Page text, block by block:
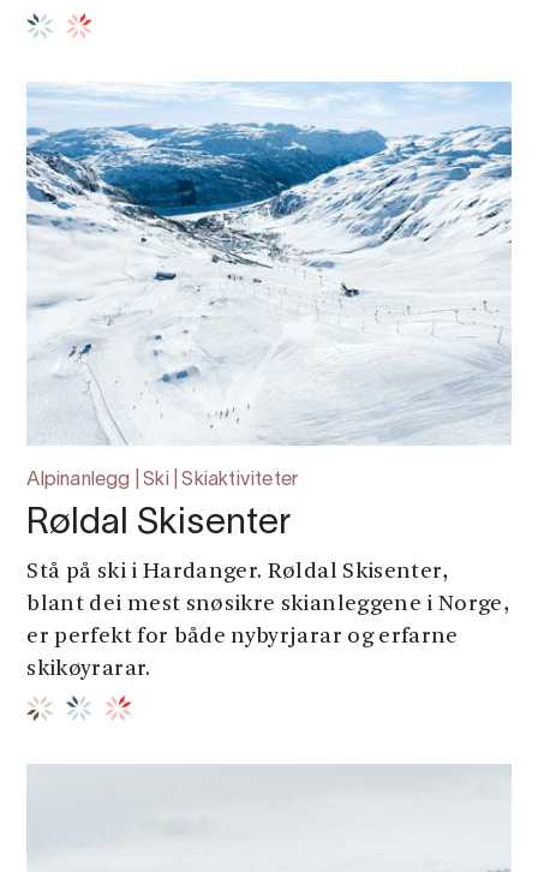
Alpinanlegg | Ski | Skiaktiviteter
Røldal Skisenter
Stå på ski i Hardanger. Røldal Skisenter,
blant dei mest snøsikre skianleggene i Norge,
er perfekt for både nybyrjarar og erfarne
skikøyrarar.